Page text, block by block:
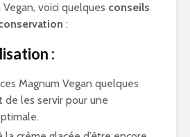
voici quelques conseils
:
:
Magnum Vegan quelques
de les servir pour une